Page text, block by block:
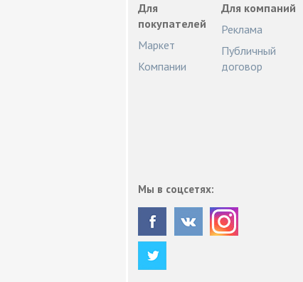
Для
покупателей
Маркет
Компании
Для компаний
Реклама
Публичный
договор
Мы в соцсетях: